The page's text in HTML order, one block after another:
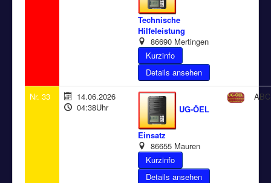
Technische
Hilfeleistung
86690 Mertingen
Details ansehen
Nr. 33
14.06.2026
04:38Uhr
UG-ÖEL
Einsatz
86655 Mauren
Details ansehen